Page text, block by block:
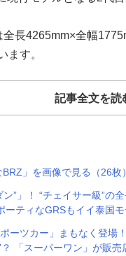
長4265mm×全幅
ます。
記事全文を読
」を画像で見る（26枚）
ン”」！ “チェイサー級”
ーティなGRSもイイ泰国
ーツカー」まもなく登場
「スーパーワン」が販売